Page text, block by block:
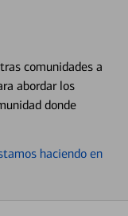
comunidades a
abordar los
donde
haciendo en